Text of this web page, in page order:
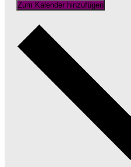
Zum Kalender hinzufügen